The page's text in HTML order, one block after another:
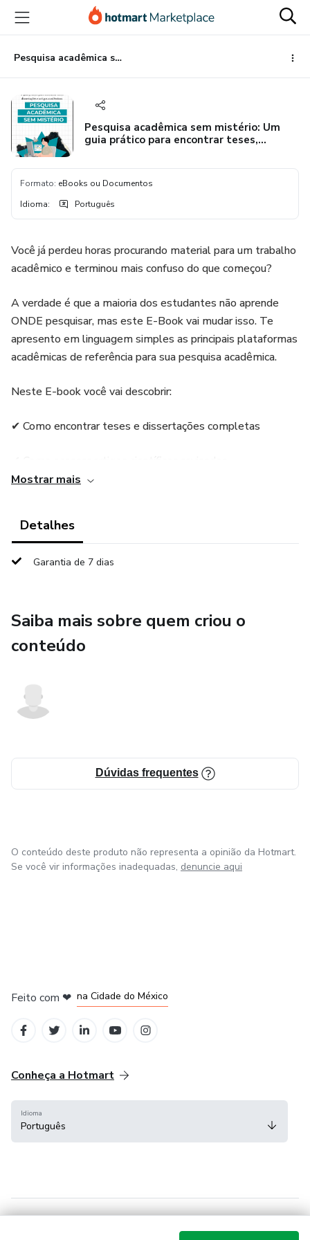
para
conteúdo
principal
para
pagamento
para
rodapé
Pesquisa acadêmica sem mistério: Um guia prático para encontrar teses, dissertações e artigos acadêmicos.
Pesquisa acadêmica sem mistério: Um
guia prático para encontrar teses,
Formato: eBooks ou Documentos
Idioma: Português
Você já perdeu horas procurando material para um trabalho
acadêmico e terminou mais confuso do que começou?
A verdade é que a maioria dos estudantes não aprende
ONDE pesquisar, mas este E-Book vai mudar isso. Te
apresento em linguagem simples as principais plataformas
acadêmicas de referência para sua pesquisa acadêmica.
Neste E-book você vai descobrir:
✔ Como encontrar teses e dissertações completas
✔ Como evitar fontes duvidosas.
Mostrar mais
Detalhes
Garantia de 7 dias
Saiba mais sobre quem criou o
conteúdo
Dúvidas frequentes
O conteúdo deste produto não representa a opinião da Hotmart.
Se você vir informações inadequadas, denuncie aqui
Feito com ❤ na Cidade do México
Conheça a Hotmart
Idioma
Português